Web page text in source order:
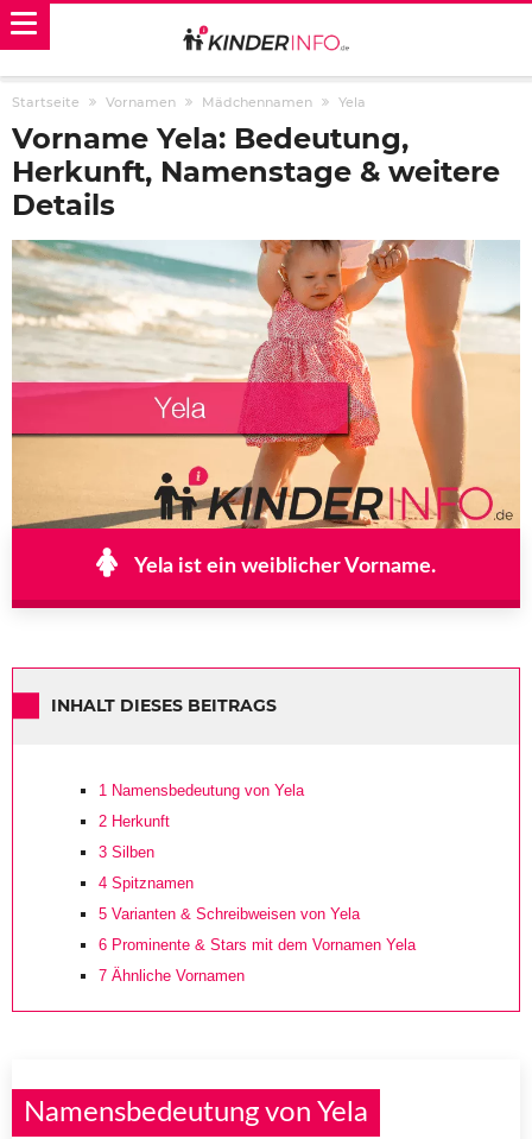
Startseite Vornamen Mädchennamen Yela
Vorname Yela: Bedeutung,
Herkunft, Namenstage & weitere
Details
Yela ist ein weiblicher Vorname.
INHALT DIESES BEITRAGS
1 Namensbedeutung von Yela
2 Herkunft
3 Silben
4 Spitznamen
5 Varianten & Schreibweisen von Yela
6 Prominente & Stars mit dem Vornamen Yela
7 Ähnliche Vornamen
Namensbedeutung von Yela